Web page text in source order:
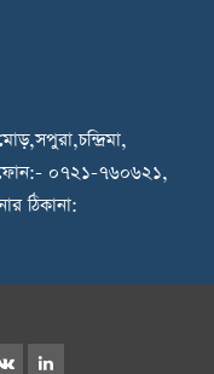
ফোন:- ০৭২১-৭৬০৬২১,
ঠিকানা:
LinkedIn